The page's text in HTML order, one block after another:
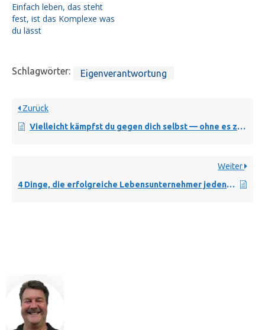
Einfach leben, das steht
fest, ist das Komplexe was
du lässt
Schlagwörter: Eigenverantwortung
Zurück
Vielleicht kämpfst du gegen dich selbst — ohne es zu bemerken
Weiter
4 Dinge, die erfolgreiche Lebensunternehmer jeden Tag tun